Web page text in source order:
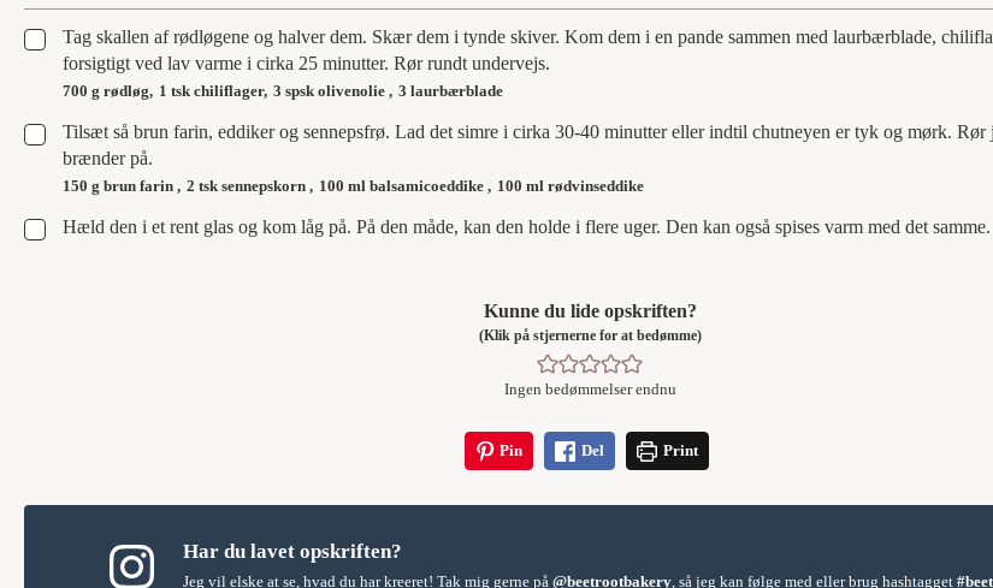
▢
Tag skallen af rødløgene og halver dem. Skær dem i tynde skiver. Kom dem i en pande sammen med laurbærblade,
forsigtigt ved lav varme i cirka 25 minutter. Rør rundt undervejs.
700 g rødløg, 1 tsk chiliflager, 3 spsk olivenolie , 3 laurbærblade
▢
Tilsæt så brun farin, eddiker og sennepsfrø. Lad det simre i cirka 30-40 minutter eller indtil chutneyen er tyk og mørk.
brænder på.
150 g brun farin , 2 tsk sennepskorn , 100 ml balsamicoeddike , 100 ml rødvinseddike
▢
Hæld den i et rent glas og kom låg på. På den måde, kan den holde i flere uger. Den kan også spises varm med det samme.
Kunne du lide opskriften?
(Klik på stjernerne for at bedømme)
Ingen bedømmelser endnu
Pin Del Print
Har du lavet opskriften?
Jeg vil elske at se, hvad du har kreeret! Tak mig gerne på@beetrootbakery, så jeg kan følge med eller brug hashtagget